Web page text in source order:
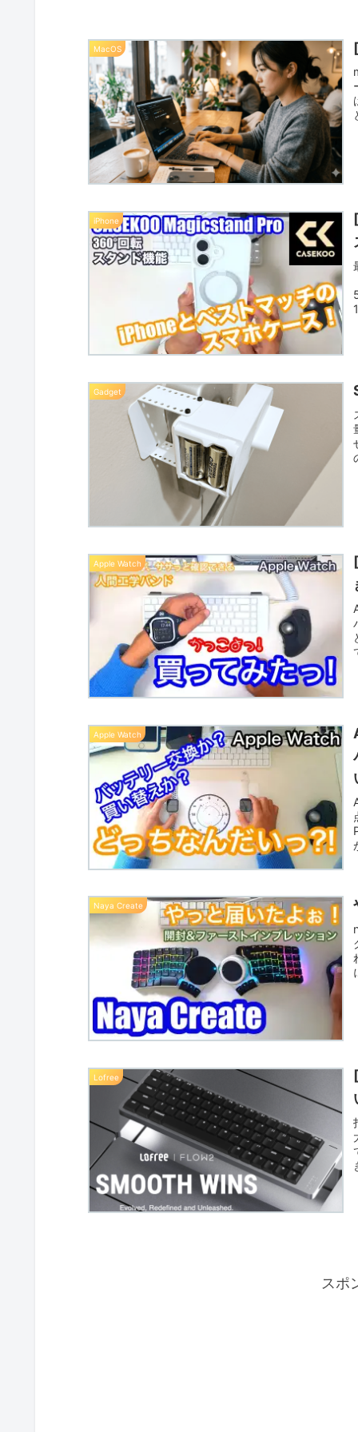
MacOS
iPhone
Gadget
Apple Watch
Apple Watch
Naya Create
Lofree
スポ